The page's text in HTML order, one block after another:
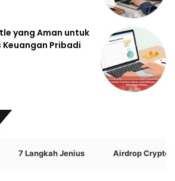
yang Aman untuk
Pribadi
7 Langkah Jenius Airdrop Crypto